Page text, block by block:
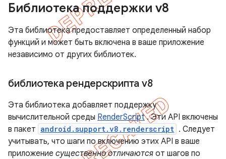
Библиотека поддержки v8
Эта библиотека предоставляет определенный набор
функций и может быть включена в ваше приложение
независимо от других библиотек.
библиотека рендерскрипта v8
Эта библиотека добавляет поддержку
вычислительной среды RenderScript. Эти API включены
в пакет android.support.v8.renderscript . Следует
учитывать, что шаги по включению этих API в ваше
приложение существенно отличаются от шагов по